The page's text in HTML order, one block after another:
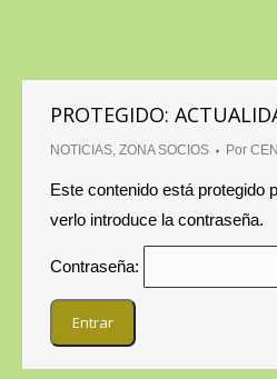
PROTEGIDO:
NOTICIAS, ZONA SOCIOS Por
Este contenido está protegido
verlo introduce la contraseña.
Contraseña: